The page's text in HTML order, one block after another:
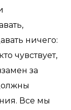
ничего:
чувствует,
за
Все мы